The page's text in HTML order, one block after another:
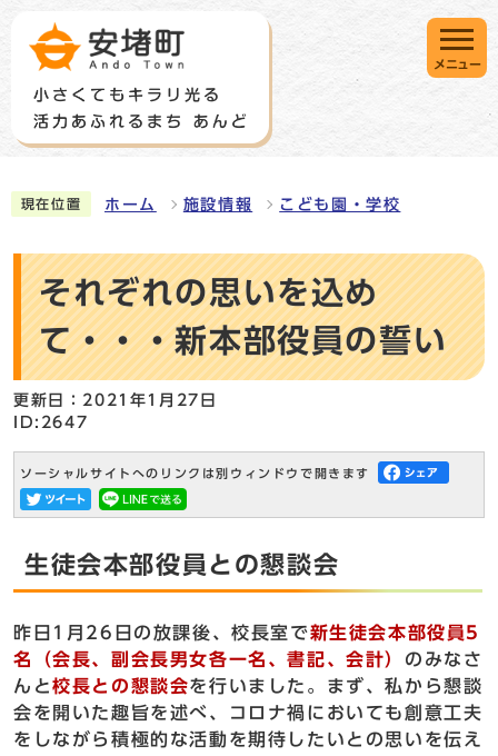
メニュー
現在位置 ホーム 施設情報 こども園・学校
それぞれの思いを込め
て・・・新本部役員の誓い
更新日：2021年1月27日
ID:2647
ソーシャルサイトへのリンクは別ウィンドウで開きます
生徒会本部役員との懇談会
昨日1月26日の放課後、校長室で新生徒会本部役員5
名（会長、副会長男女各一名、書記、会計） のみなさ
んと校長との懇談会を行いました。まず、私から懇談
会を開いた趣旨を述べ、コロナ禍においても創意工夫
をしながら積極的な活動を期待したいとの思いを伝え